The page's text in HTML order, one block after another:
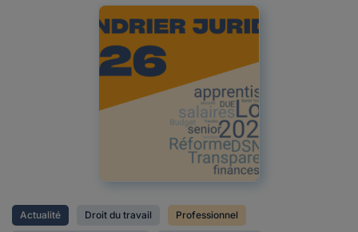
Actualité Droit du travail Professionnel